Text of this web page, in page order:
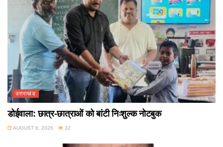
उत्तराखंड
डोईवाला: छात्र-छात्राओं को बांटी निःशुल्क नोटबुक
AUGUST 8, 2026 32